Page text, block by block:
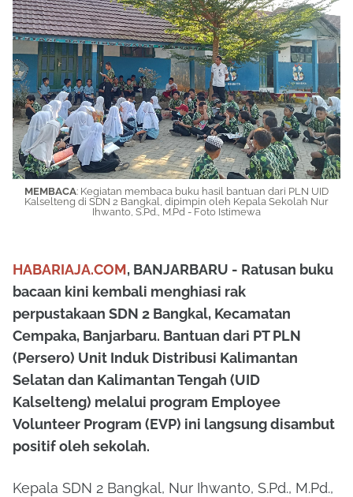
MEMBACA: Kegiatan membaca buku hasil bantuan dari PLN UID
Kalselteng di SDN 2 Bangkal, dipimpin oleh Kepala Sekolah Nur
Ihwanto, S.Pd., M.Pd - Foto Istimewa
HABARIAJA.COM, BANJARBARU - Ratusan buku
bacaan kini kembali menghiasi rak
perpustakaan SDN 2 Bangkal, Kecamatan
Cempaka, Banjarbaru. Bantuan dari PT PLN
(Persero) Unit Induk Distribusi Kalimantan
Selatan dan Kalimantan Tengah (UID
Kalselteng) melalui program Employee
Volunteer Program (EVP) ini langsung disambut
positif oleh sekolah.
Kepala SDN 2 Bangkal, Nur Ihwanto, S.Pd., M.Pd.,